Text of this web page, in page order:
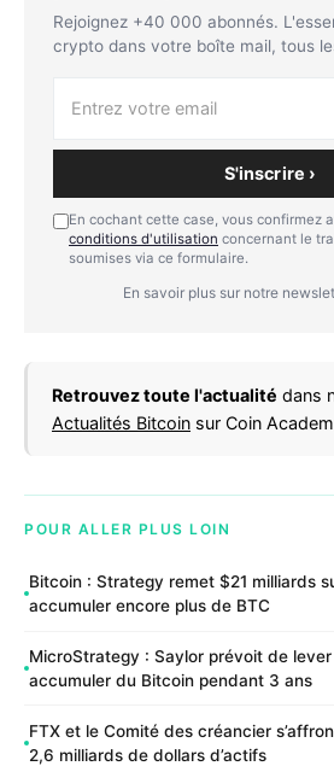
Rejoignez +40 000 abonnés.
crypto dans votre boîte mail, tous
S'inscrire ›
En cochant cette case, vous confirmez
conditions d'utilisation concernant le
soumises via ce formulaire.
En savoir plus sur notre
Retrouvez toute l'actualité dans
Actualités Bitcoin sur Coin
POUR ALLER PLUS LOIN
Bitcoin : Strategy remet $21 milliards
accumuler encore plus de BTC
MicroStrategy : Saylor prévoit de
accumuler du Bitcoin pendant 3 ans
FTX et le Comité des créancier
2,6 milliards de dollars d’actifs